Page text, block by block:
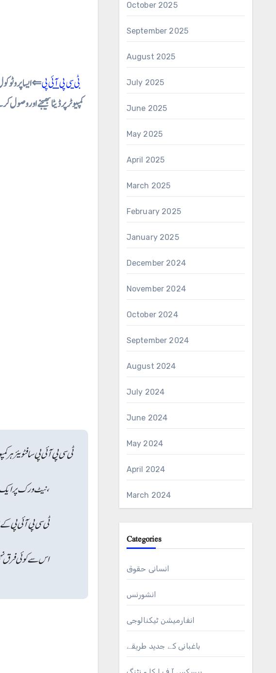
ٹی سی پی آئی پی⇐ ایسا پروٹو
کمپیوٹر پر ڈیٹا بھیجنے اور
ٹی سی پی آئی پی سافٹویئر ہر
نیٹ ورک پر ایک ہی طرح موجود ہوتا ہے ،
ٹی سی پی آئی پی
اس سے کوئی فرق
October 2025
September 2025
August 2025
July 2025
June 2025
May 2025
April 2025
March 2025
February 2025
January 2025
December 2024
November 2024
October 2024
September 2024
August 2024
July 2024
June 2024
May 2024
April 2024
March 2024
Categories
انسانی حقوق
انشورنس
انفارمیشن ٹیکنالوجی
باغبانی کے جدید طریقے